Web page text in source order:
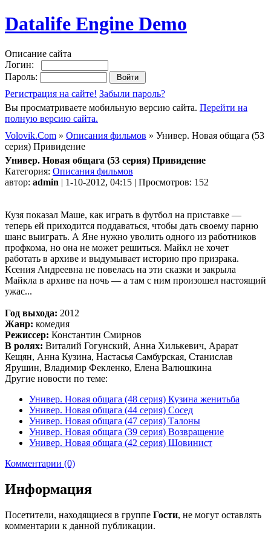
Datalife Engine Demo
Описание сайта
Логин:
Пароль:
Регистрация на сайте! Забыли пароль?
Вы просматриваете мобильную версию сайта. Перейти на
полную версию сайта.
Volovik.Com » Описания фильмов » Универ. Новая общага (53
серия) Привидение
Универ. Новая общага (53 серия) Привидение
Категория: Описания фильмов
автор: admin | 1-10-2012, 04:15 | Просмотров: 152
Кузя показал Маше, как играть в футбол на приставке —
теперь ей приходится поддаваться, чтобы дать своему парню
шанс выиграть. А Яне нужно уволить одного из работников
профкома, но она не может решиться. Майкл не хочет
работать в архиве и выдумывает историю про призрака.
Ксения Андреевна не повелась на эти сказки и закрыла
Майкла в архиве на ночь — а там с ним произошел настоящий
ужас...
Год выхода: 2012
Жанр: комедия
Режиссер: Константин Смирнов
В ролях: Виталий Гогунский, Анна Хилькевич, Арарат
Кещян, Анна Кузина, Настасья Самбурская, Станислав
Ярушин, Владимир Фекленко, Елена Валюшкина
Другие новости по теме:
Универ. Новая общага (48 серия) Кузина женитьба
Универ. Новая общага (44 серия) Сосед
Универ. Новая общага (47 серия) Талоны
Универ. Новая общага (39 серия) Возвращение
Универ. Новая общага (42 серия) Шовинист
Комментарии (0)
Информация
Посетители, находящиеся в группе Гости, не могут оставлять
комментарии к данной публикации.